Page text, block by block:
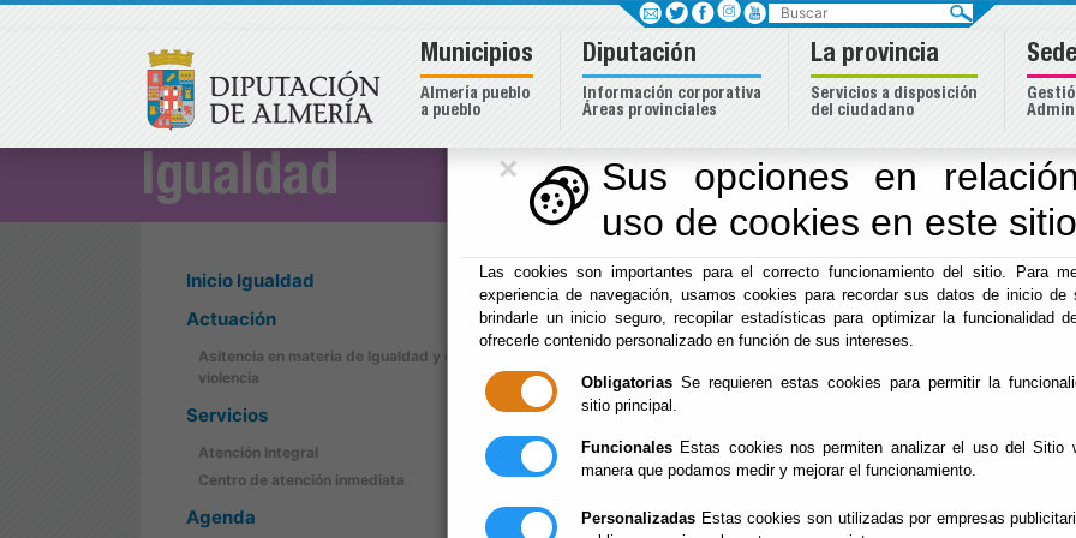
×
Sus opciones en
uso de cookies en este sitio
Las cookies son importantes para el correcto funcionamiento del sitio. Para
experiencia de navegación, usamos cookies para recordar sus datos de inicio de
brindarle un inicio seguro, recopilar estadísticas para optimizar la funcionalidad
ofrecerle contenido personalizado en función de sus intereses.
Obligatorias Se requieren estas cookies para permitir la
sitio principal.
Funcionales Estas cookies nos permiten analizar el uso del Sitio
manera que podamos medir y mejorar el funcionamiento.
Personalizadas Estas cookies son utilizadas por empresas
Igualdad
Inicio Igualdad
Actuación
Asitencia en materia de Igualdad y contra la
violencia
Servicios
Atención Integral
Centro de atención inmediata
Agenda
Inicio -Igualdad - Atención Integral
Atención Integral
Este servicio tiene como objetivo principal la atención
de la provincia de Almería. Es prestado por
valorar la demanda para informar, orientar y/o derivar
aquellos recursos o Instituciones que puedan dar
En los casos de violencia contra la mujer, se requiere
Buscar
Municipios
Almería pueblo
a pueblo
Diputación
Información corporativa
Áreas provinciales
La provincia
Servicios a disposición
del ciudadano